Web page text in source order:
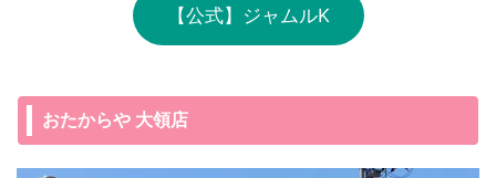
【公式】ジャムルK
おたからや 大領店